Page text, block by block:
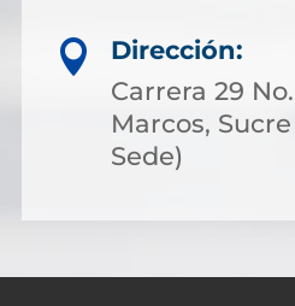

Dirección:
Carrera 29
Marcos,
Sede)